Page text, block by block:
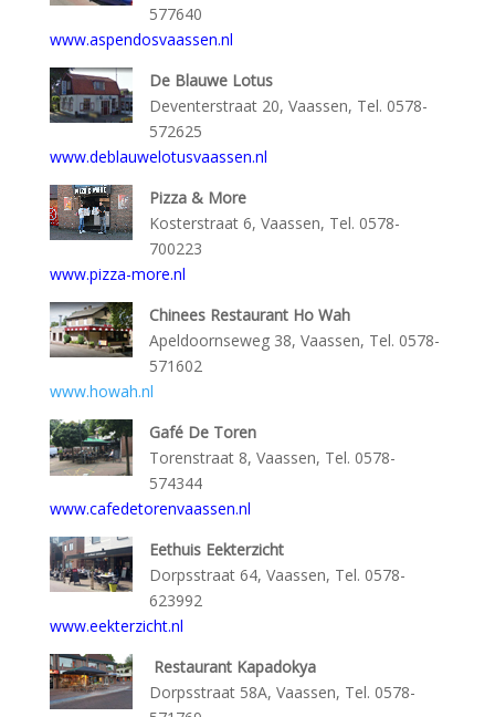
577640
www.aspendosvaassen.nl
De Blauwe Lotus
Deventerstraat 20, Vaassen, Tel. 0578-
572625
www.deblauwelotusvaassen.nl
Pizza & More
Kosterstraat 6, Vaassen, Tel. 0578-
700223
www.pizza-more.nl
Chinees Restaurant Ho Wah
Apeldoornseweg 38, Vaassen, Tel. 0578-
571602
www.howah.nl
Gafé De Toren
Torenstraat 8, Vaassen, Tel. 0578-
574344
www.cafedetorenvaassen.nl
Eethuis Eekterzicht
Dorpsstraat 64, Vaassen, Tel. 0578-
623992
www.eekterzicht.nl
Restaurant Kapadokya
Dorpsstraat 58A, Vaassen, Tel. 0578-